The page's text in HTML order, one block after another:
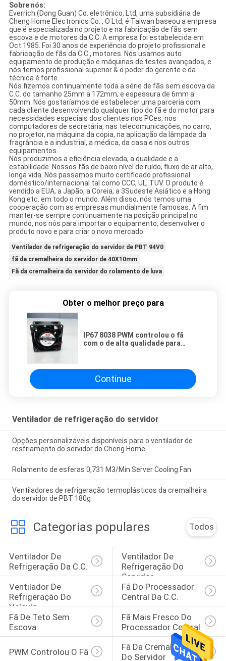
Sobre nós:
Everrich (Dong Guan) Co. eletrônico, Ltd, uma subsidiária de
Cheng Home Electronics Co. , O Ltd, é Taiwan baseou a empresa
que é especializada no projeto e na fabricação de fãs sem
escova e de motores da C.C. A empresa foi estabelecida em
Oct.1985. Foi 30 anos de experiência do projeto profissional e
fabricação de fãs da C.C., motores. Nós usamos auto
equipamento de produção e máquinas de testes avançados, e
nós temos profissional superior & o poder do gerente e da
técnica é forte.
Nós fizemos continuamente toda a série de fãs sem escova da
C.C. do tamanho 25mm a 172mm, e espessura de 6mm a
50mm. Nós gostaríamos de estabelecer uma parceria com
cada cliente desenvolvendo qualquer tipo do fã e do motor para
necessidades especiais dos clientes nos PCes, nos
computadores de secretária, nas telecomunicações, no carro,
no projetor, na máquina da cópia, na aplicação da lâmpada da
fragrância e a industrial, a médica, da casa e nos outros
equipamentos.
Nós produzimos a eficiência elevada, a qualidade e a
estabilidade. Nossos fãs de baixo nível de ruído, fluxo de ar alto,
longa vida. Nós passamos muito certificado profissional
doméstico/internacional tal como CCC, UL, TUV. O produto é
vendido a EUA, a Japão, a Coreia, a 3Sudeste Asiático e a Hong
Kong etc. em todo o mundo. Além disso, nós temos uma
cooperação com as empresas mundialmente famosas. A fim
manter-se sempre continuamente na posição principal no
mundo, nos nós para importar o equipamento, desenvolver o
produto novo e para criar o novo mercado.
Ventilador de refrigeração do servidor de PBT 94V0
fã da cremalheira do servidor de 40X10mm
Fã da cremalheira do servidor do rolamento de luva
Obter o melhor preço para
IP67 8038 PWM controlou o fã
com o de alta qualidade para
Continue
Ventilador de refrigeração do servidor
Opções personalizáveis disponíveis para o ventilador de
resfriamento do servidor do Cheng Home
Rolamento de esferas 0,731 M3/Min Server Cooling Fan
Ventiladores de refrigeração termoplásticos da cremalheira
do servidor de PBT 180g
Categorias populares Todos
Ventilador De
Refrigeração Da C.C.
Ventilador De
Refrigeração Do
Servidor
Ventilador De
Refrigeração Do
Veículo
Fã Do Processador
Central Da C.C.
Fã De Teto Sem
Escova
Fã Mais Fresco Do
Processador Central
PWM Controlou O Fã
Fã Da Cremalheira
Do Servidor